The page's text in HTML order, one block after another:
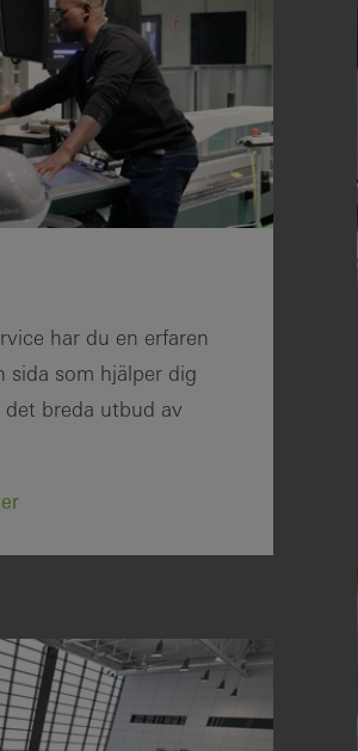
har du en erfaren
sida som hjälper dig
breda utbud av